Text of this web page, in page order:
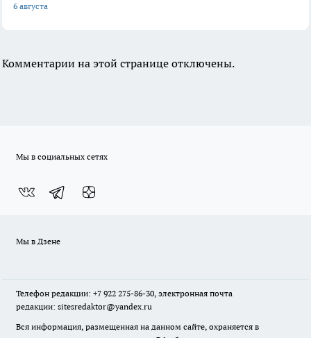
6 августа
Комментарии на этой странице отключены.
Мы в социальных сетях
Мы в Дзене
Телефон редакции: +7 922 275-86-30, электронная почта
редакции: sitesredaktor@yandex.ru
Вся информация, размещенная на данном сайте, охраняется в